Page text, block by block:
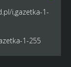
i,gazetka-1-
1-255